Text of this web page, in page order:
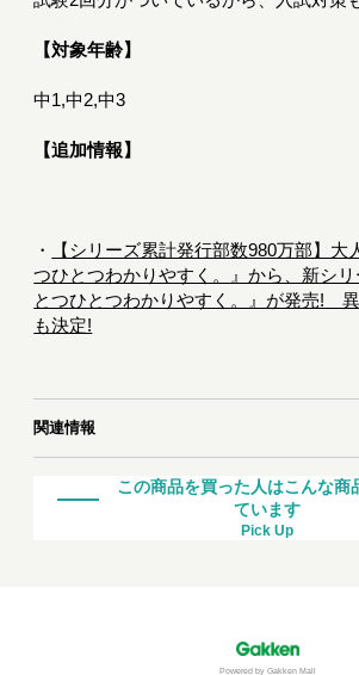
【対象年齢】
中1,中2,中3
【追加情報】
・
【シリーズ累計発行部数980万部】大
つひとつわかりやすく。』から、新シ
とつひとつわかりやすく。』が発売!
も決定!
関連情報
この商品を買った人はこんな商
ています
Pick Up
Powered by Gakken Mall